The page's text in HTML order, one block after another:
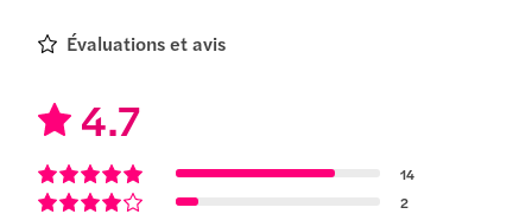
Évaluations et avis
4.7
14
2